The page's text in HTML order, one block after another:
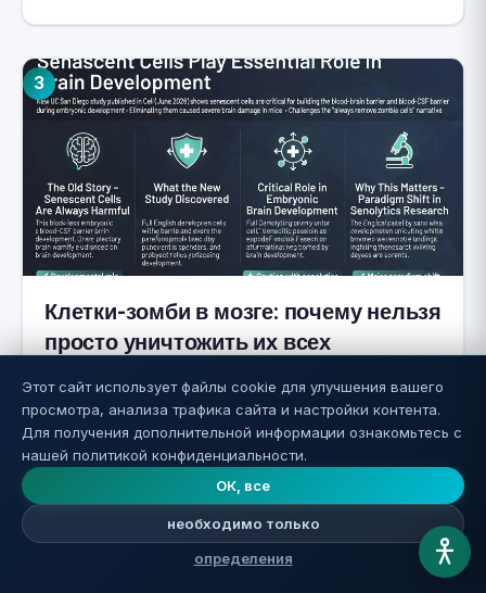
3
Клетки-зомби в мозге: почему нельзя
просто уничтожить их всех
Читать далее ←
Этот сайт использует файлы cookie для улучшения вашего
просмотра, анализа трафика сайта и настройки контента.
Для получения дополнительной информации ознакомьтесь с
нашей политикой конфиденциальности.
ОК, все
необходимо только
определения